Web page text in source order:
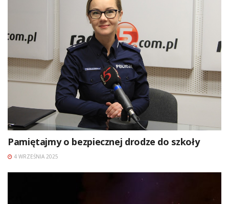
Pamiętajmy o bezpiecznej drodze do szkoły
4 WRZEŚNIA 2025